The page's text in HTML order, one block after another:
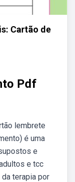
Cartão de
Pdf
lembrete
é uma
e
e tcc
terapia por